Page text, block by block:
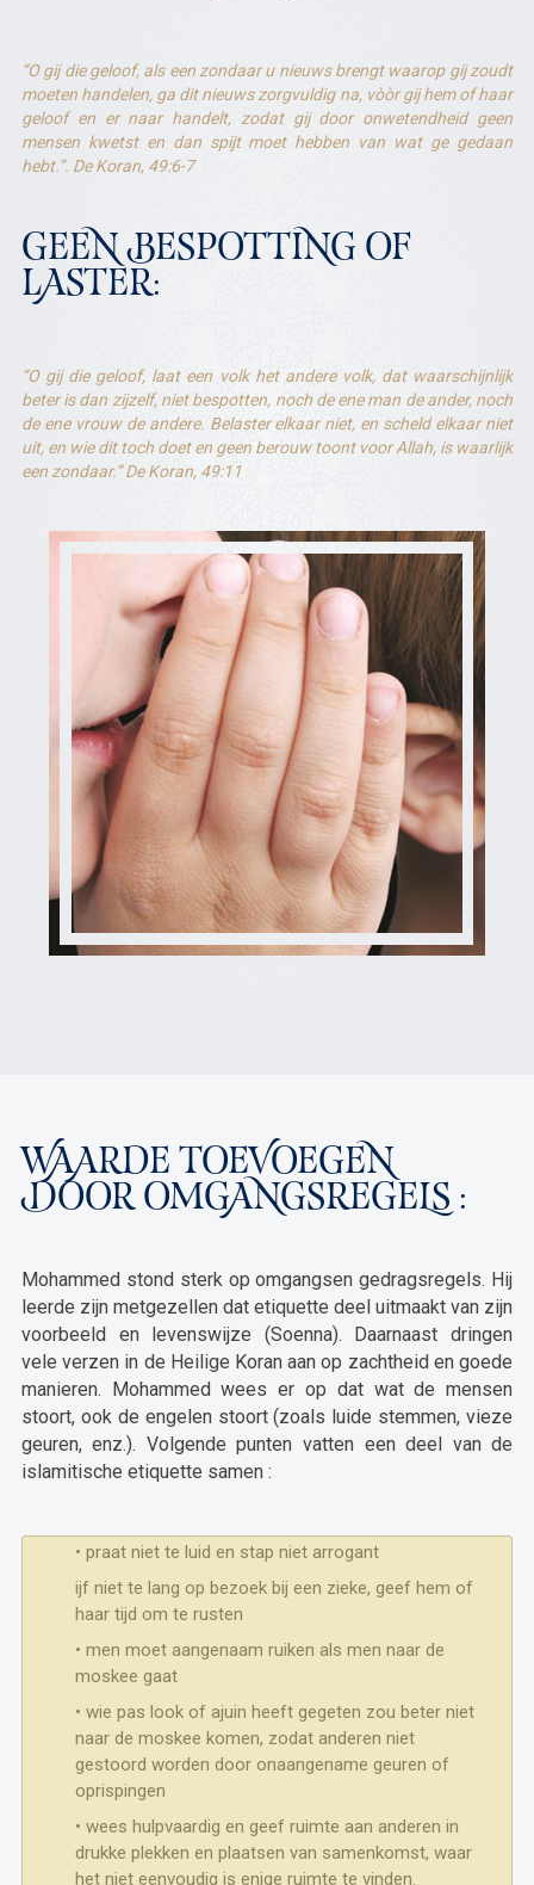
“O gij die geloof, als een zondaar u nieuws brengt waarop gij zoudt
moeten handelen, ga dit nieuws zorgvuldig na, vòòr gij hem of haar
geloof en er naar handelt, zodat gij door onwetendheid geen
mensen kwetst en dan spijt moet hebben van wat ge gedaan
hebt.”. De Koran, 49:6-7
GEEN BESPOTTING OF
LASTER:
“O gij die geloof, laat een volk het andere volk, dat waarschijnlijk
beter is dan zijzelf, niet bespotten, noch de ene man de ander, noch
de ene vrouw de andere. Belaster elkaar niet, en scheld elkaar niet
uit, en wie dit toch doet en geen berouw toont voor Allah, is waarlijk
een zondaar.” De Koran, 49:11
WAARDE TOEVOEGEN
DOOR OMGANGSREGELS :
Mohammed stond sterk op omgangsen gedragsregels. Hij
leerde zijn metgezellen dat etiquette deel uitmaakt van zijn
voorbeeld en levenswijze (Soenna). Daarnaast dringen
vele verzen in de Heilige Koran aan op zachtheid en goede
manieren. Mohammed wees er op dat wat de mensen
stoort, ook de engelen stoort (zoals luide stemmen, vieze
geuren, enz.). Volgende punten vatten een deel van de
islamitische etiquette samen :
• praat niet te luid en stap niet arrogant
ijf niet te lang op bezoek bij een zieke, geef hem of
haar tijd om te rusten
• men moet aangenaam ruiken als men naar de
moskee gaat
• wie pas look of ajuin heeft gegeten zou beter niet
naar de moskee komen, zodat anderen niet
gestoord worden door onaangename geuren of
oprispingen
• wees hulpvaardig en geef ruimte aan anderen in
drukke plekken en plaatsen van samenkomst, waar
het niet eenvoudig is enige ruimte te vinden.